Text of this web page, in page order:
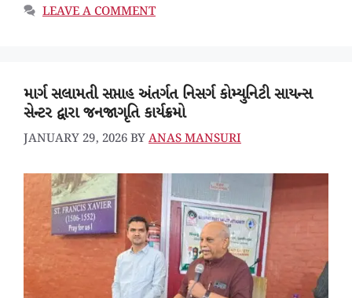
LEAVE A COMMENT
માર્ગ સલામતી સપ્તાહ અંતર્ગત નિસર્ગ કોમ્યુનિટી સાયન્સ
સેન્ટર દ્વારા જનજાગૃતિ કાર્યક્રમો
JANUARY 29, 2026BYANAS MANSURI